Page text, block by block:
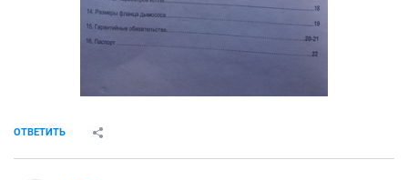
ОТВЕТИТЬ